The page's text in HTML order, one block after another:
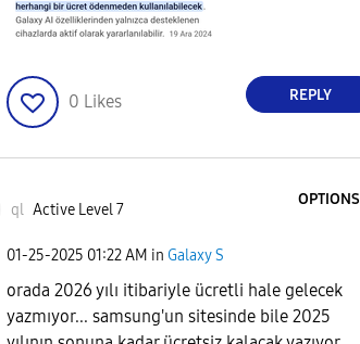
0 Likes REPLY
ql Active Level 7
OPTIONS
‎01-25-2025 01:22 AM in Galaxy S
orada 2026 yılı itibariyle ücretli hale gelecek
yazmıyor... samsung'un sitesinde bile 2025